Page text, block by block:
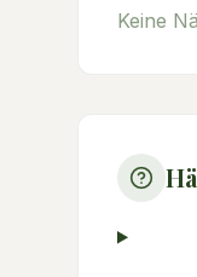
Keine